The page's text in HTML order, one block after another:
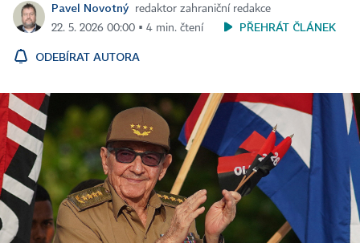
Pavel Novotný
redaktor zahraniční redakce
22. 5. 2026 00:00 ▪ 4 min. čtení
PŘEHRÁT ČLÁNEK
ODEBÍRAT AUTORA